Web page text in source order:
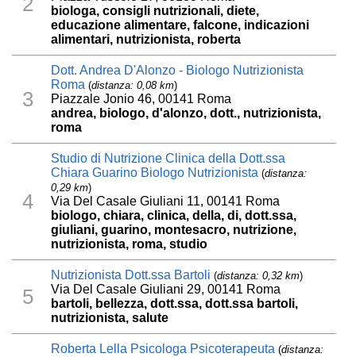
biologa, consigli nutrizionali, diete,
educazione alimentare, falcone, indicazioni
alimentari, nutrizionista, roberta
3
Dott. Andrea D'Alonzo - Biologo Nutrizionista
Roma (distanza: 0,08 km)
Piazzale Jonio 46, 00141 Roma
andrea, biologo, d'alonzo, dott., nutrizionista,
roma
4
Studio di Nutrizione Clinica della Dott.ssa
Chiara Guarino Biologo Nutrizionista (distanza:
0,29 km)
Via Del Casale Giuliani 11, 00141 Roma
biologo, chiara, clinica, della, di, dott.ssa,
giuliani, guarino, montesacro, nutrizione,
nutrizionista, roma, studio
5
Nutrizionista Dott.ssa Bartoli (distanza: 0,32 km)
Via Del Casale Giuliani 29, 00141 Roma
bartoli, bellezza, dott.ssa, dott.ssa bartoli,
nutrizionista, salute
Roberta Lella Psicologa Psicoterapeuta (distanza: